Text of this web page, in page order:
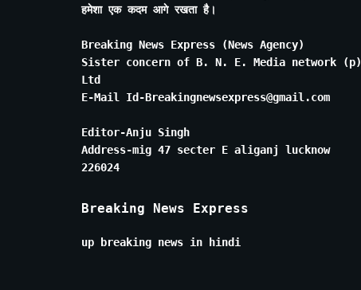
हमेशा एक कदम आगे रखता है।
Breaking News Express (News Agency)
Sister concern of B. N. E. Media network (p)
Ltd
E-Mail Id-Breakingnewsexpress@gmail.com
Editor-Anju Singh
Address-mig 47 secter E aliganj lucknow
226024
Breaking News Express
up breaking news in hindi